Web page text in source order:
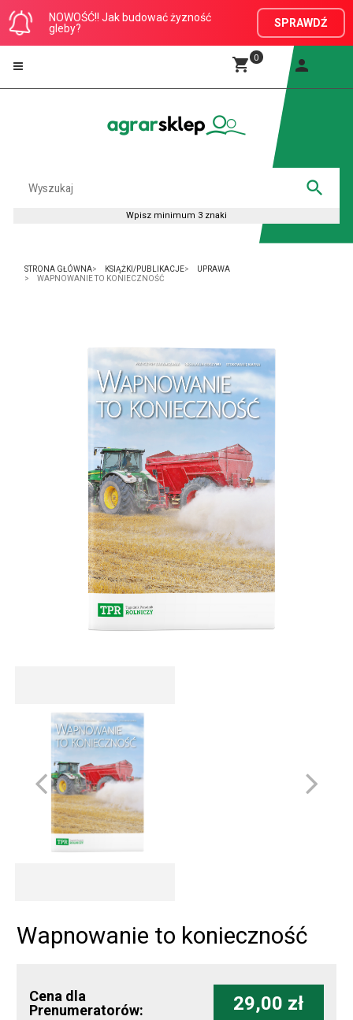
NOWOŚĆ!! Jak budować żyzność
gleby?
SPRAWDŹ
0
STRONA GŁÓWNA KSIĄŻKI/PUBLIKACJE
UPRAWA
WAPNOWANIE TO KONIECZNOŚĆ
Wapnowanie to konieczność
Cena dla
Prenumeratorów:
29,00 zł